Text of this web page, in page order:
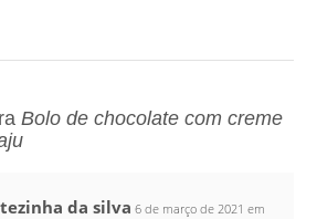
Bolo de chocolate com creme
da silva 6 de março de 2021 em